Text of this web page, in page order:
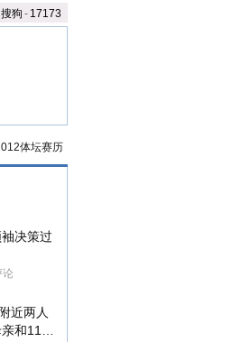
搜狗 - 17173
体坛赛历
决策过
论
近两人
和11岁